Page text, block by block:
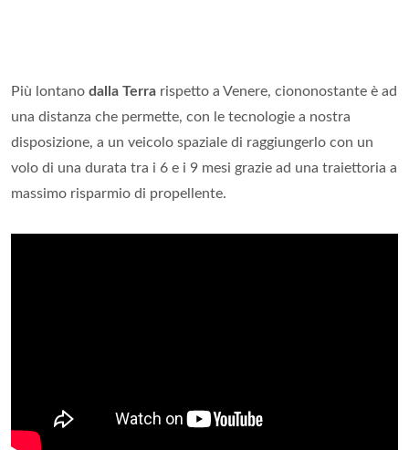
Più lontano dalla Terra rispetto a Venere, ciononostante è ad
una distanza che permette, con le tecnologie a nostra
disposizione, a un veicolo spaziale di raggiungerlo con un
volo di una durata tra i 6 e i 9 mesi grazie ad una traiettoria a
massimo risparmio di propellente.